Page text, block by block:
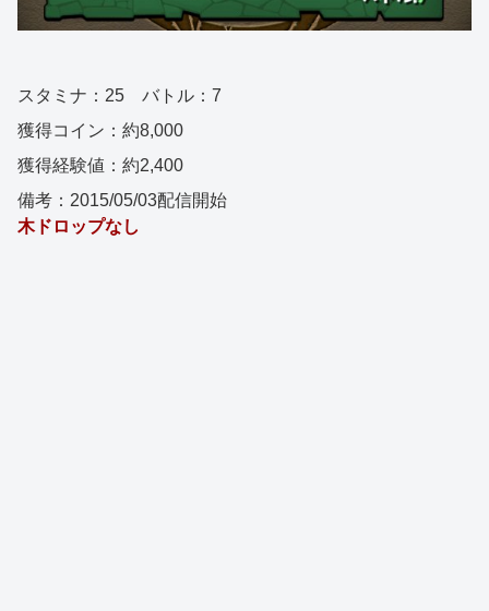
スタミナ：25 バトル：7
獲得コイン：約8,000
獲得経験値：約2,400
備考：2015/05/03配信開始
木ドロップなし